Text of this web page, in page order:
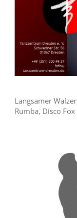
Langsamer
Rumba, Disco Fox